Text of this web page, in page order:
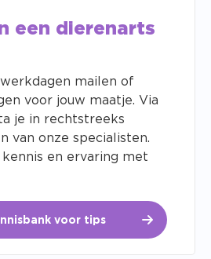
een dierenarts
mailen of
voor jouw maatje. Via
je in rechtstreeks
van onze specialisten.
en ervaring met
voor tips